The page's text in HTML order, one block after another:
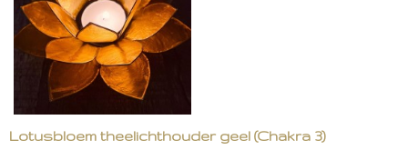
Lotusbloem theelichthouder geel (Chakra 3)